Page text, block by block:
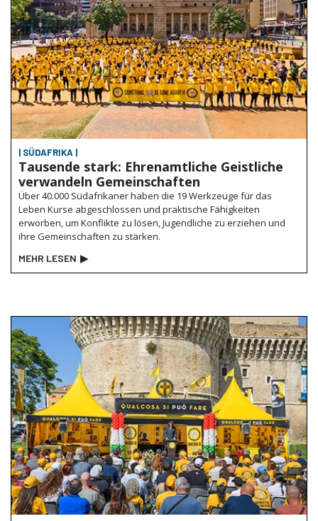
| SÜDAFRIKA |
Tausende stark: Ehrenamtliche Geistliche
verwandeln Gemeinschaften
Über 40.000 Südafrikaner haben die 19 Werkzeuge für das
Leben Kurse abgeschlossen und praktische Fähigkeiten
erworben, um Konflikte zu lösen, Jugendliche zu erziehen und
ihre Gemeinschaften zu stärken.
MEHR LESEN ▶